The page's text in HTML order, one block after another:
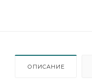
ОПИСАНИЕ